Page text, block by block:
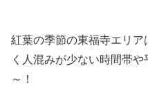
紅葉の季節の東福寺エリ
く人混みが少ない時間帯
～！